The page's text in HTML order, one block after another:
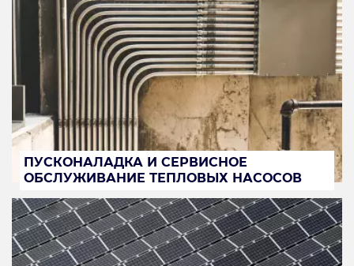
ПУСКОНАЛАДКА И СЕРВИСНОЕ
ОБСЛУЖИВАНИЕ ТЕПЛОВЫХ НАСОСОВ